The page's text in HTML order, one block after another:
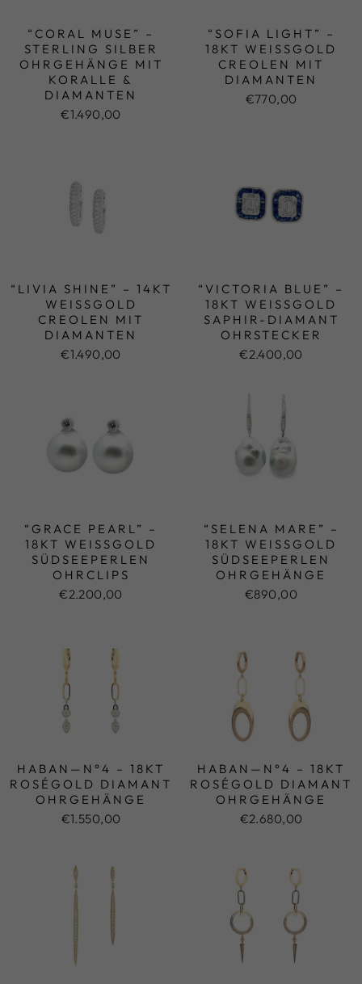
“CORAL MUSE” –
STERLING SILBER
OHRGEHÄNGE MIT
KORALLE &
DIAMANTEN
€1.490,00
“SOFIA LIGHT” –
18KT WEISSGOLD C
REOLEN MIT D
IAMANTEN
€770,00
“LIVIA SHINE” – 14KT
WEISSGOLD C
REOLEN MIT D
IAMANTEN
€1.490,00
“VICTORIA BLUE” –
18KT WEISSGOLD S
APHIR-DIAMANT O
HRSTECKER
€2.400,00
“GRACE PEARL” –
18KT WEISSGOLD S
ÜDSEEPERLEN O
HRCLIPS
€2.200,00
“SELENA MARE” –
18KT WEISSGOLD S
ÜDSEEPERLEN O
HRGEHÄNGE
€890,00
HABAN—N°4 – 18KT
ROSÉGOLD DIAMANT
OHRGEHÄNGE
€1.550,00
HABAN—N°4 – 18KT
ROSÉGOLD DIAMANT
OHRGEHÄNGE
€2.680,00